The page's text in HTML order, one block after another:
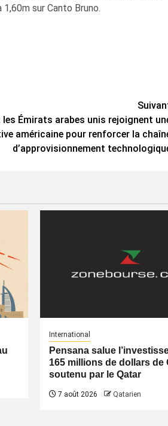
sur Canto Bruno.
les Émirats arabes unis rejoignent
américaine pour renforcer la
d’approvisionnement
International
Pensana salue
165 millions de dollars de
soutenu par le Qatar
7 août 2026 Qatarien